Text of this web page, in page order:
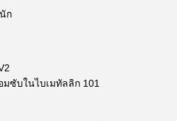
ก
มซับในไบเมทัลลิก 101